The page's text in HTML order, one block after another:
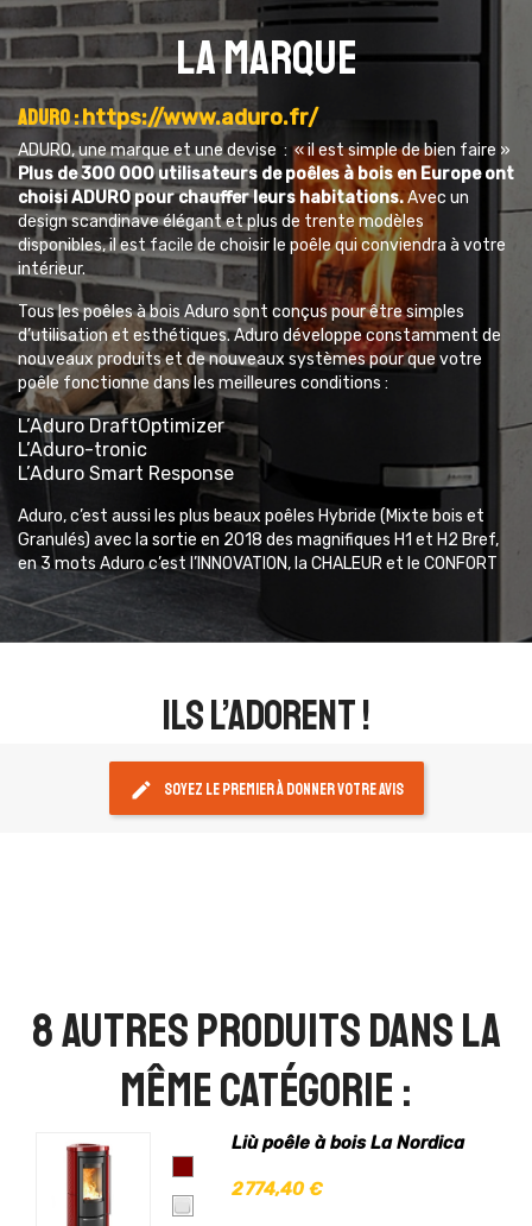
La marque
Aduro :https://www.aduro.fr/
ADURO, une marque et une devise : « il est simple de bien faire »
Plus de 300 000 utilisateurs de poêles à bois en Europe ont
choisi ADURO pour chauffer leurs habitations.Avec un
design scandinave élégant et plus de trente modèles
disponibles, il est facile de choisir le poêle qui conviendra à votre
intérieur.
Tous les poêles à bois Aduro sont conçus pour être simples
d’utilisation et esthétiques. Aduro développe constamment de
nouveaux produits et de nouveaux systèmes pour que votre
poêle fonctionne dans les meilleures conditions :
L’Aduro DraftOptimizer
L’Aduro-tronic
L’Aduro Smart Response
Aduro, c’est aussi les plus beaux poêles Hybride (Mixte bois et
Granulés) avec la sortie en 2018 des magnifiques H1 et H2 Bref,
en 3 mots Aduro c’est l’lNNOVATION, la CHALEUR et le CONFORT
ils l’adorent !
edit Soyez le premier à donner votre avis
8 autres produits dans la
même catégorie :
Liù poêle à bois La Nordica
2 774,40 €